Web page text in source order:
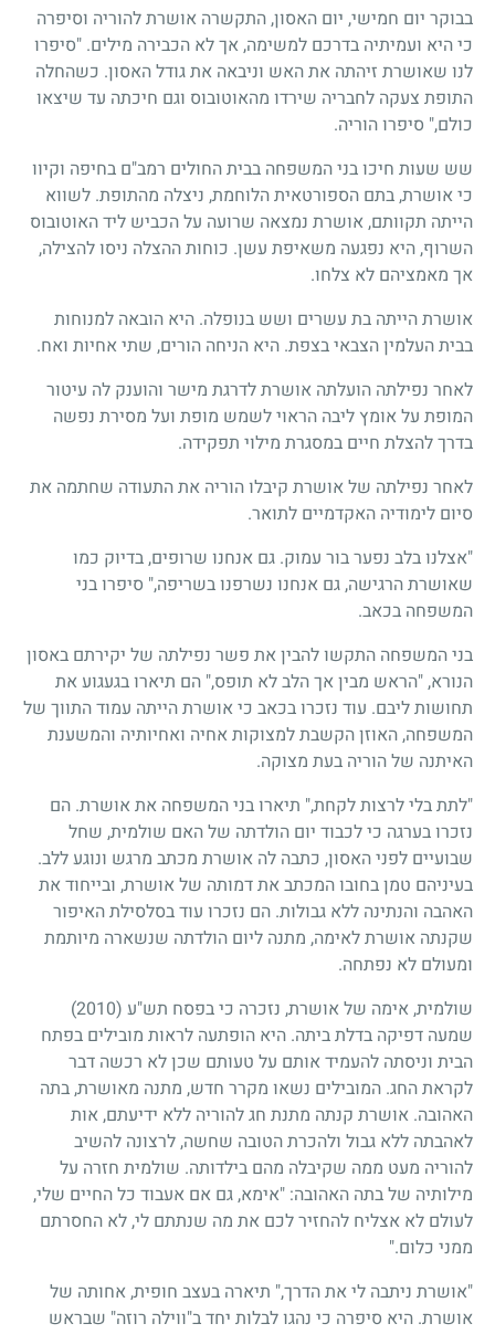
בבוקר יום חמישי, יום האסון, התקשרה אושרת להוריה וסיפרה
כי היא ועמיתיה בדרכם למשימה, אך לא הכבירה מילים. "סיפרו
לנו שאושרת זיהתה את האש וניבאה את גודל האסון. כשהחלה
התופת צעקה לחבריה שירדו מהאוטובוס וגם חיכתה עד שיצאו
כולם," סיפרו הוריה.
שש שעות חיכו בני המשפחה בבית החולים רמב"ם בחיפה וקיוו
כי אושרת, בתם הספורטאית הלוחמת, ניצלה מהתופת. לשווא
הייתה תקוותם, אושרת נמצאה שרועה על הכביש ליד האוטובוס
השרוף, היא נפגעה משאיפת עשן. כוחות ההצלה ניסו להצילה,
אך מאמציהם לא צלחו.
אושרת הייתה בת עשרים ושש בנופלה. היא הובאה למנוחות
בבית העלמין הצבאי בצפת. היא הניחה הורים, שתי אחיות ואח.
לאחר נפילתה הועלתה אושרת לדרגת מישר והוענק לה עיטור
המופת על אומץ ליבה הראוי לשמש מופת ועל מסירת נפשה
בדרך להצלת חיים במסגרת מילוי תפקידה.
לאחר נפילתה של אושרת קיבלו הוריה את התעודה שחתמה את
סיום לימודיה האקדמיים לתואר.
"אצלנו בלב נפער בור עמוק. גם אנחנו שרופים, בדיוק כמו
שאושרת הרגישה, גם אנחנו נשרפנו בשריפה," סיפרו בני
המשפחה בכאב.
בני המשפחה התקשו להבין את פשר נפילתה של יקירתם באסון
הנורא, "הראש מבין אך הלב לא תופס," הם תיארו בגעגוע את
תחושות ליבם. עוד נזכרו בכאב כי אושרת הייתה עמוד התווך של
המשפחה, האוזן הקשבת למצוקות אחיה ואחיותיה והמשענת
האיתנה של הוריה בעת מצוקה.
"לתת בלי לרצות לקחת," תיארו בני המשפחה את אושרת. הם
נזכרו בערגה כי לכבוד יום הולדתה של האם שולמית, שחל
שבועיים לפני האסון, כתבה לה אושרת מכתב מרגש ונוגע ללב.
בעיניהם טמן בחובו המכתב את דמותה של אושרת, ובייחוד את
האהבה והנתינה ללא גבולות. הם נזכרו עוד בסלסילת האיפור
שקנתה אושרת לאימה, מתנה ליום הולדתה שנשארה מיותמת
ומעולם לא נפתחה.
שולמית, אימה של אושרת, נזכרה כי בפסח תש"ע (2010)
שמעה דפיקה בדלת ביתה. היא הופתעה לראות מובילים בפתח
הבית וניסתה להעמיד אותם על טעותם שכן לא רכשה דבר
לקראת החג. המובילים נשאו מקרר חדש, מתנה מאושרת, בתה
האהובה. אושרת קנתה מתנת חג להוריה ללא ידיעתם, אות
לאהבתה ללא גבול ולהכרת הטובה שחשה, לרצונה להשיב
להוריה מעט ממה שקיבלה מהם בילדותה. שולמית חזרה על
מילותיה של בתה האהובה: "אימא, גם אם אעבוד כל החיים שלי,
לעולם לא אצליח להחזיר לכם את מה שנתתם לי, לא החסרתם
ממני כלום."
"אושרת ניתבה לי את הדרך," תיארה בעצב חופית, אחותה של
אושרת. היא סיפרה כי נהגו לבלות יחד ב"ווילה רוזה" שבראש